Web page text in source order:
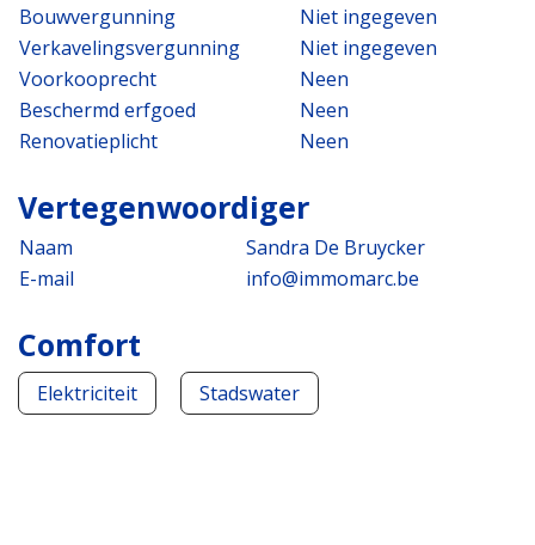
Bouwvergunning
Niet ingegeven
Verkavelingsvergunning
Niet ingegeven
Voorkooprecht
Neen
Beschermd erfgoed
Neen
Renovatieplicht
Neen
Vertegenwoordiger
Naam
Sandra De Bruycker
E-mail
info@immomarc.be
Comfort
Elektriciteit Stadswater